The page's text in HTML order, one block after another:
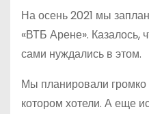
На осень 2021 мы
«ВТБ Арене». Казалось,
сами нуждались в этом.
Мы планировали громко
котором хотели. А еще